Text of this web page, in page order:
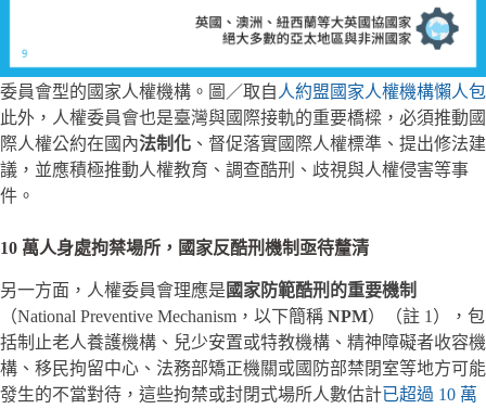
委員會型的國家人權機構。圖／取自 人約盟國家人權機構懶人包
此外，人權委員會也是臺灣與國際接軌的重要橋樑，必須推動國
際人權公約在國內法制化 、督促落實國際人權標準、提出修法建
議，並應積極推動人權教育、調查酷刑、歧視與人權侵害等事
件。
10 萬人身處拘禁場所，國家反酷刑機制亟待釐清
另一方面，人權委員會理應是 國家防範酷刑的重要機制
（National Preventive Mechanism，以下簡稱 NPM）（註 1），包
括制止老人養護機構、兒少安置或特教機構、精神障礙者收容機
構、移民拘留中心、法務部矯正機關或國防部禁閉室等地方可能
發生的不當對待，這些拘禁或封閉式場所人數估計已超過 10 萬